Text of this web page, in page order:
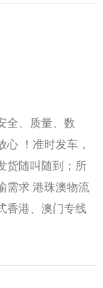
全、质量、数
！准时发车，
货随叫随到；所
需求 港珠澳物流
香港、澳门专线